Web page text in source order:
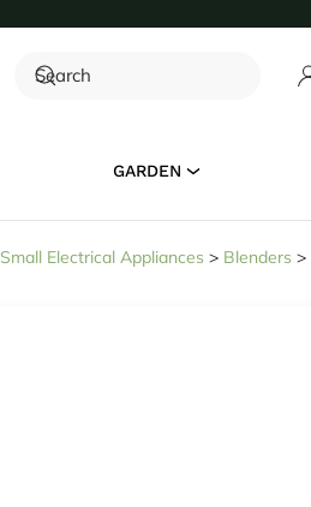
GARDEN
Small Electrical Appliances > Blenders >